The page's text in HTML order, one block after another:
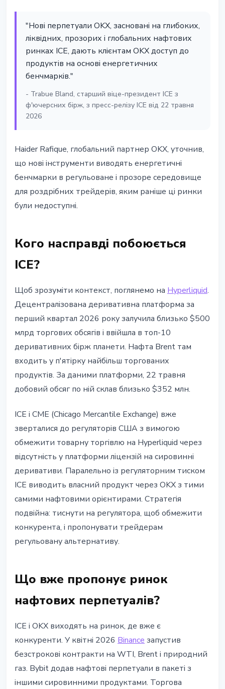
"Нові перпетуали OKX, засновані на глибоких,
ліквідних, прозорих і глобальних нафтових
ринках ICE, дають клієнтам OKX доступ до
продуктів на основі енергетичних
бенчмарків."
- Trabue Bland, старший віце-президент ICE з
ф'ючерсних бірж, з пресс-релізу ICE від 22 травня
2026
Haider Rafique, глобальний партнер OKX, уточнив,
що нові інструменти виводять енергетичні
бенчмарки в регульоване і прозоре середовище
для роздрібних трейдерів, яким раніше ці ринки
були недоступні.
Кого насправді побоюється
ICE?
Щоб зрозуміти контекст, поглянемо на Hyperliquid.
Децентралізована деривативна платформа за
перший квартал 2026 року залучила близько $500
млрд торгових обсягів і ввійшла в топ-10
деривативних бірж планети. Нафта Brent там
входить у п'ятірку найбільш торгованих
продуктів. За даними платформи, 22 травня
добовий обсяг по ній склав близько $352 млн.
ICE і CME (Chicago Mercantile Exchange) вже
зверталися до регуляторів США з вимогою
обмежити товарну торгівлю на Hyperliquid через
відсутність у платформи ліцензій на сировинні
деривативи. Паралельно із регуляторним тиском
ICE виводить власний продукт через OKX з тими
самими нафтовими орієнтирами. Стратегія
подвійна: тиснути на регулятора, щоб обмежити
конкурента, і пропонувати трейдерам
регульовану альтернативу.
Що вже пропонує ринок
нафтових перпетуалів?
ICE і OKX виходять на ринок, де вже є
конкуренти. У квітні 2026 Binance запустив
безстрокові контракти на WTI, Brent і природний
газ. Bybit додав нафтові перпетуали в пакеті з
іншими сировинними продуктами. Торгова